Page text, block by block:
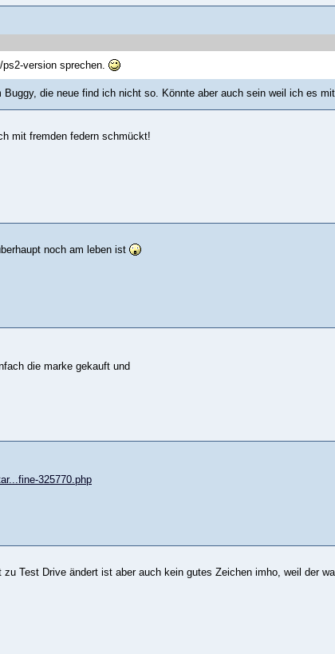
version sprechen.
Buggy, die neue find ich nicht so. Könnte aber auch sein weil ich es
mit fremden federn schmückt!
noch am leben ist
die marke gekauft und
325770.php
Test Drive ändert ist aber auch kein gutes Zeichen imho, weil der